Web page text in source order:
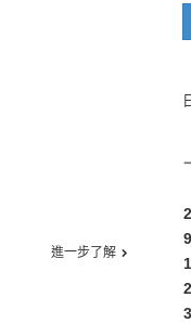
進一步了解
2
9